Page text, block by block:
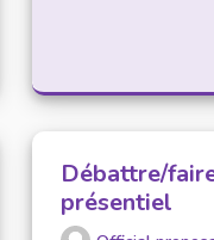
DES SITES
Débattre/
présentiel